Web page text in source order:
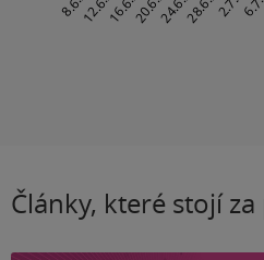
Články, které stojí